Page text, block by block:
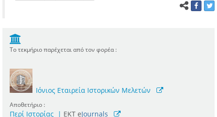
Το τεκμήριο παρέχεται από τον φορέα :
Ιόνιος Εταιρεία Ιστορικών Μελετών
Αποθετήριο :
Περί Ιστορίας | ΕΚΤ eJournals